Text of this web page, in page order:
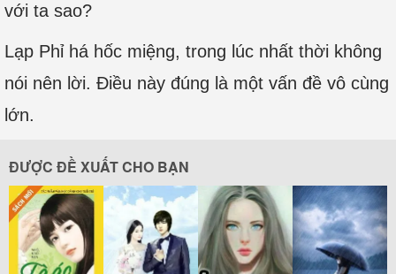
với ta sao?
Lạp Phỉ há hốc miệng, trong lúc nhất thời không
nói nên lời. Điều này đúng là một vấn đề vô cùng
lớn.
ĐƯỢC ĐỀ XUẤT CHO BẠN